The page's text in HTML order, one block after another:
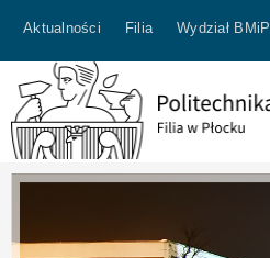
Aktualności Filia Wydział BMiP